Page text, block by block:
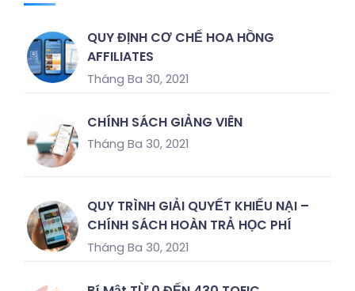
QUY ĐỊNH CƠ CHẾ HOA HỒNG
AFFILIATES
Tháng Ba 30, 2021
CHÍNH SÁCH GIẢNG VIÊN
Tháng Ba 30, 2021
QUY TRÌNH GIẢI QUYẾT KHIẾU NẠI –
CHÍNH SÁCH HOÀN TRẢ HỌC PHÍ
Tháng Ba 30, 2021